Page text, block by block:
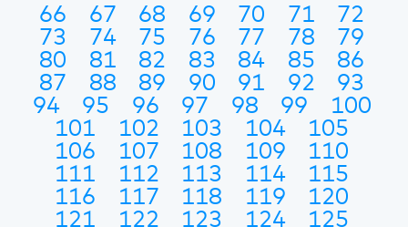
66
67 68 69 70 71
72
73
74 75 76 77 78
79
80
81 82 83 84 85
86
87
88 89 90 91 92
93
94
95 96 97 98 99
100
101
102 103 104
105
106
107 108 109
110
111
112 113 114
115
116
117 118 119
120
121
122 123 124
125